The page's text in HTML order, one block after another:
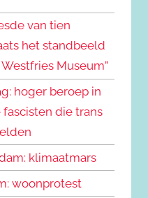
n
van tien
het standbeeld
Westfries Museum”
hoger beroep in
die trans
klimaatmars
woonprotest